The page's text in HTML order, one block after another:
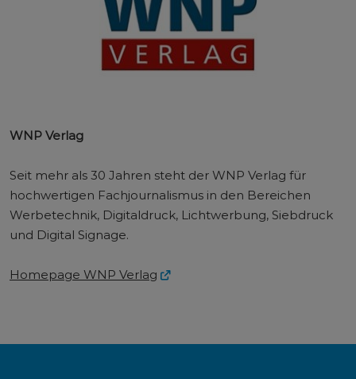
WNP Verlag
Seit mehr als 30 Jahren steht der WNP Verlag für
hochwertigen Fachjournalismus in den Bereichen
Werbetechnik, Digitaldruck, Lichtwerbung, Siebdruck
und Digital Signage.
Homepage WNP Verlag